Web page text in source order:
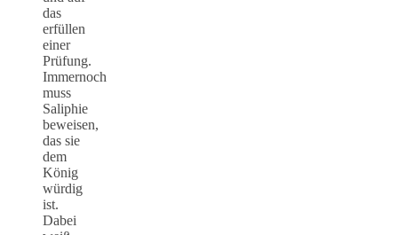
das
erfüllen
einer
Prüfung.
Immernoch
muss
Saliphie
beweisen,
das sie
dem
König
würdig
ist.
Dabei